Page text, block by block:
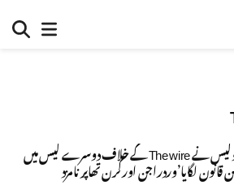
آسام پولیس نے The wire کے خلاف دوسرے کیس میں
لگایا’وردراجن اورکرن تھاپر نامزد